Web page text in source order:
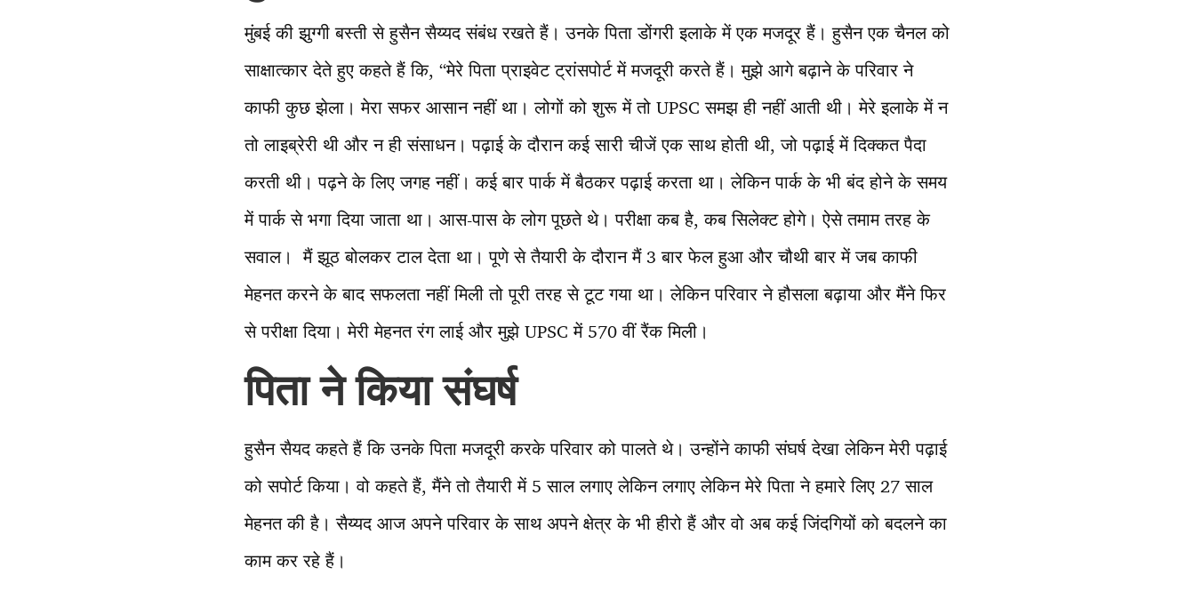
मुंबई की झुग्गी बस्ती से हुसैन सैय्यद संबंध रखते हैं। उनके पिता डोंगरी इलाके में एक मजदूर हैं। हुसैन एक चैनल को
साक्षात्कार देते हुए कहते हैं कि, “मेरे पिता प्राइवेट ट्रांसपोर्ट में मजदूरी करते हैं। मुझे आगे बढ़ाने के परिवार ने
काफी कुछ झेला। मेरा सफर आसान नहीं था। लोगों को शुरू में तो UPSC समझ ही नहीं आती थी। मेरे इलाके में न
तो लाइब्रेरी थी और न ही संसाधन। पढ़ाई के दौरान कई सारी चीजें एक साथ होती थी, जो पढ़ाई में दिक्कत पैदा
करती थी। पढ़ने के लिए जगह नहीं। कई बार पार्क में बैठकर पढ़ाई करता था। लेकिन पार्क के भी बंद होने के समय
में पार्क से भगा दिया जाता था। आस-पास के लोग पूछते थे। परीक्षा कब है, कब सिलेक्ट होगे। ऐसे तमाम तरह के
सवाल। मैं झूठ बोलकर टाल देता था। पूणे से तैयारी के दौरान मैं 3 बार फेल हुआ और चौथी बार में जब काफी
मेहनत करने के बाद सफलता नहीं मिली तो पूरी तरह से टूट गया था। लेकिन परिवार ने हौसला बढ़ाया और मैंने फिर
से परीक्षा दिया। मेरी मेहनत रंग लाई और मुझे UPSC में 570 वीं रैंक मिली।
पिता ने किया संघर्ष
हुसैन सैयद कहते हैं कि उनके पिता मजदूरी करके परिवार को पालते थे। उन्होंने काफी संघर्ष देखा लेकिन मेरी पढ़ाई
को सपोर्ट किया। वो कहते हैं, मैंने तो तैयारी में 5 साल लगाए लेकिन लगाए लेकिन मेरे पिता ने हमारे लिए 27 साल
मेहनत की है। सैय्यद आज अपने परिवार के साथ अपने क्षेत्र के भी हीरो हैं और वो अब कई जिंदगियों को बदलने का
काम कर रहे हैं।